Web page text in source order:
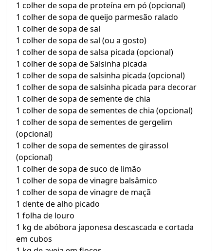
1 colher de sopa de proteína em pó (opcional)
1 colher de sopa de queijo parmesão ralado
1 colher de sopa de sal
1 colher de sopa de sal (ou a gosto)
1 colher de sopa de salsa picada (opcional)
1 colher de sopa de Salsinha picada
1 colher de sopa de salsinha picada (opcional)
1 colher de sopa de salsinha picada para decorar
1 colher de sopa de semente de chia
1 colher de sopa de sementes de chia (opcional)
1 colher de sopa de sementes de gergelim
(opcional)
1 colher de sopa de sementes de girassol
(opcional)
1 colher de sopa de suco de limão
1 colher de sopa de vinagre balsâmico
1 colher de sopa de vinagre de maçã
1 dente de alho picado
1 folha de louro
1 kg de abóbora japonesa descascada e cortada
em cubos